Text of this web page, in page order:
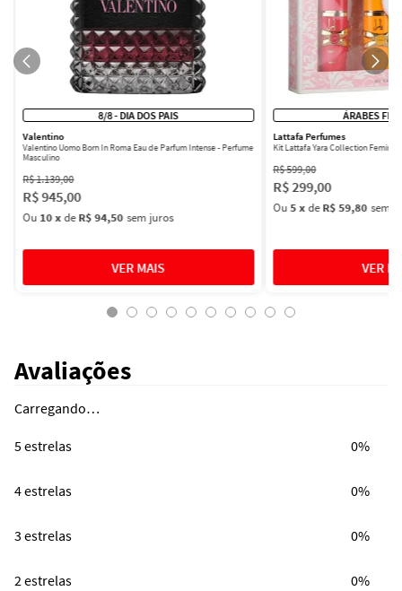
8/8 - DIA DOS PAIS
Valentino
Valentino Uomo Born In Roma Eau de Parfum Intense - Perfume
Masculino
R$1.139,00
R$945,00
Ou 10xdeR$ 94,50 sem juros
ÁRABES
Lattafa Perfumes
Kit Lattafa Yara Collection
R$599,00
R$299,00
Ou5xdeR$ 59,80 sem
Avaliações
Carregando…
5 estrelas 0%
4 estrelas 0%
3 estrelas 0%
2 estrelas 0%